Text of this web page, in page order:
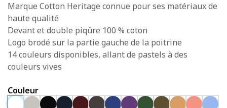
Marque Cotton Heritage connue pour ses matériaux de
haute qualité
Devant et double piqûre 100 % coton
Logo brodé sur la partie gauche de la poitrine
14 couleurs disponibles, allant de pastels à des
couleurs vives
Couleur